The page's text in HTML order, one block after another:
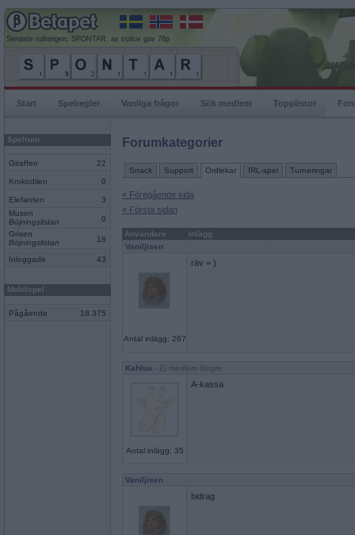
Senaste rullningen, SPONTAR, av trulsie gav 78p
Start Spelregler Vanliga frågor Sök medlem Topplistor
Spelrum
Giraffen 22
Krokodilen 0
Elefanten
3
Musen
Böjningslistan
0
Grisen
Böjningslistan
18
Inloggade 43
Mobilspel
Pågående 18 375
Forumkategorier
Snack Support Ordlekar IRL-spel Turneringar
« Föregående sida
« Första sidan
Användare
Inlägg
Vaniljisen
Antal inlägg: 267
räv = )
Kahlua - Ej medlem längre
Antal inlägg: 35
A-kassa
Vaniljisen
bidrag